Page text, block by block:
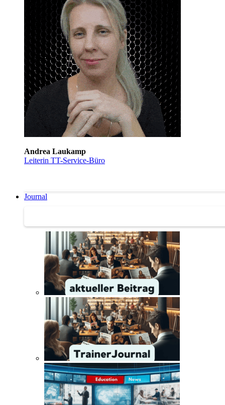
Andrea Laukamp
Leiterin TT-Service-Büro
Journal